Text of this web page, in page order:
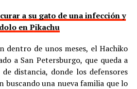
a su gato de una infección y
en Pikachu
dentro de unos meses, el Hachiko
a San Petersburgo, que queda a
distancia, donde los defensores
buscando una nueva familia que lo